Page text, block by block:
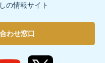
の情報サイト
わせ窓口